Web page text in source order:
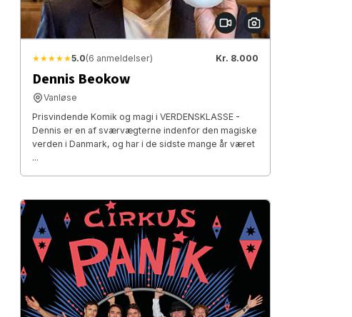
★★★★★5.0(6 anmeldelser) Kr. 8.000
Dennis Beokow
Vanløse
Prisvindende Komik og magi i VERDENSKLASSE -
Dennis er en af sværvægterne indenfor den magiske
verden i Danmark, og har i de sidste mange år været
...